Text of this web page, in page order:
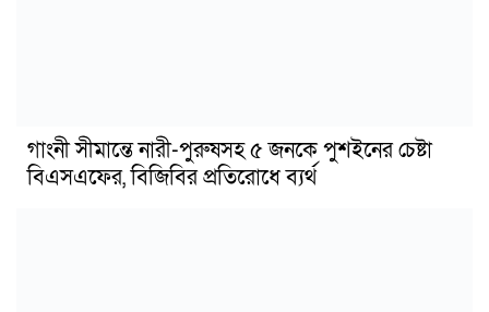
গাংনী সীমান্তে নারী-পুরুষসহ ৫ জনকে পুশইনের চেষ্টা
বিএসএফের, বিজিবির প্রতিরোধে ব্যর্থ